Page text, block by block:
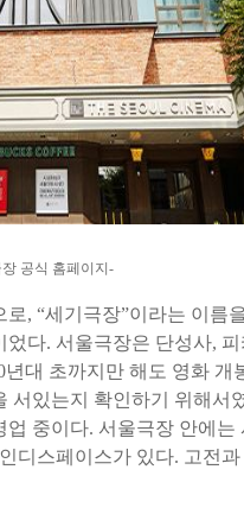
공식 홈페이지-
로, “세기극장”이라는 이름
었다. 서울극장은 단성사,
년대 초까지만 해도 영화 개
서있는지 확인하기 위해서
업 중이다. 서울극장 안에는
디스페이스가 있다. 고전